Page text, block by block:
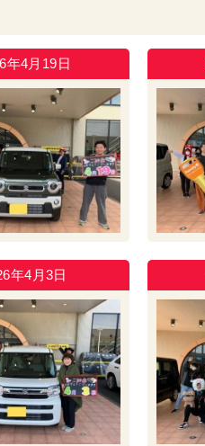
年4月19日
年4月3日